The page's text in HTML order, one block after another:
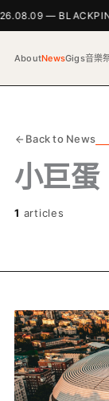
—
AboutNewsGigs音樂
Back to News
小巨蛋
1 articles